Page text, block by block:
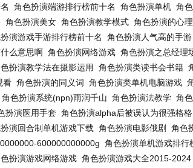
角色扮演端游排行榜前十名 角色扮演单机 角
角色扮演美女 角色扮演教学模式 角色扮演的心
演游戏手游排行榜前十名 角色扮演人气高的手游
么意思啊 角色扮演网络游戏 角色扮演之总经理
扮演教学法在摄影运用 角色扮演类读书会书籍
看 角色扮演的同义词 角色扮演类单机电脑游戏
角色扮演系统(npn)雨润千山 角色扮演法教学 角
扮演医用手套 角色扮演alpha后被误认为很强格
演回合制单机游戏下载 角色扮演电影俄剧 角色
600000000000g 角色扮演单机游戏排行
扮演游戏网络游戏 角色扮演游戏大全2015-2024